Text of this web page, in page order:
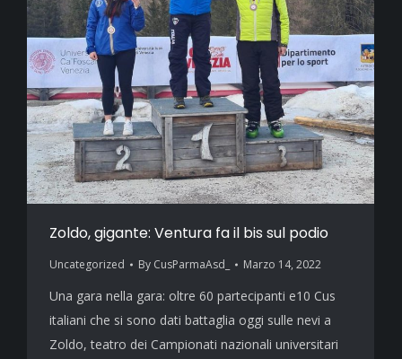
Zoldo, gigante: Ventura fa il bis sul podio
Uncategorized By CusParmaAsd_ Marzo 14, 2022
Una gara nella gara: oltre 60 partecipanti e10 Cus
italiani che si sono dati battaglia oggi sulle nevi a
Zoldo, teatro dei Campionati nazionali universitari